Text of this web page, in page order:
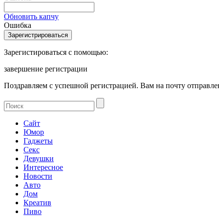
Обновить капчу
Ошибка
Зарегистироваться с помощью:
завершение регистрации
Поздравляем с успешной регистрацией. Вам на почту
Сайт
Юмор
Гаджеты
Секс
Девушки
Интересное
Новости
Авто
Дом
Креатив
Пиво